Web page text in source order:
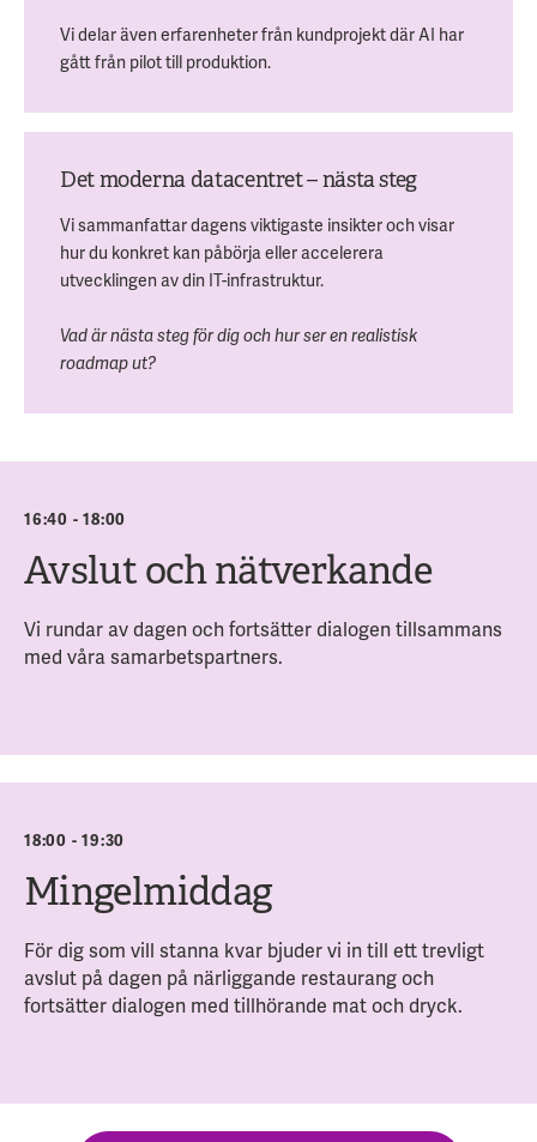
Vi delar även erfarenheter från kundprojekt där AI har
gått från pilot till produktion.
Det moderna datacentret – nästa steg
Vi sammanfattar dagens viktigaste insikter och visar
hur du konkret kan påbörja eller accelerera
utvecklingen av din IT-infrastruktur.
Vad är nästa steg för dig och hur ser en realistisk
roadmap ut?
16:40 - 18:00
Avslut och nätverkande
Vi rundar av dagen och fortsätter dialogen tillsammans
med våra samarbetspartners.
18:00 - 19:30
Mingelmiddag
För dig som vill stanna kvar bjuder vi in till ett trevligt
avslut på dagen på närliggande restaurang och
fortsätter dialogen med tillhörande mat och dryck.